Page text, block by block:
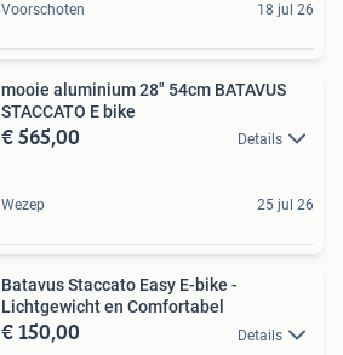
Voorschoten 18 jul 26
mooie aluminium 28" 54cm BATAVUS
STACCATO E bike
€ 565,00 Details
Wezep 25 jul 26
Batavus Staccato Easy E-bike -
Lichtgewicht en Comfortabel
€ 150,00 Details